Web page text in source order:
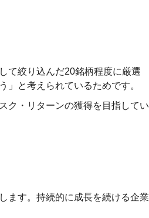
て絞り込んだ20銘柄程度に厳選
と考えられているためです。
ク・リターンの獲得を目指してい
ます。持続的に成長を続ける企業